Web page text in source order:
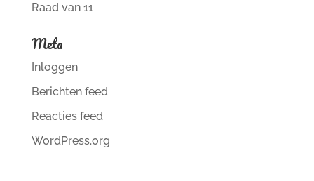
Raad van 11
Meta
Inloggen
Berichten feed
Reacties feed
WordPress.org